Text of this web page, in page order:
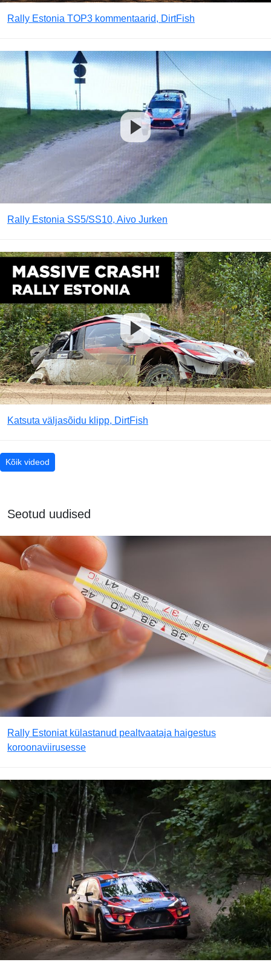
Rally Estonia TOP3 kommentaarid, DirtFish
Rally Estonia SS5/SS10, Aivo Jurken
Katsuta väljasõidu klipp, DirtFish
Kõik videod
Seotud uudised
Rally Estoniat külastanud pealtvaataja haigestus
koroonaviirusesse